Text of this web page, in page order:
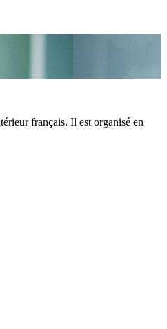
français. Il est organisé en